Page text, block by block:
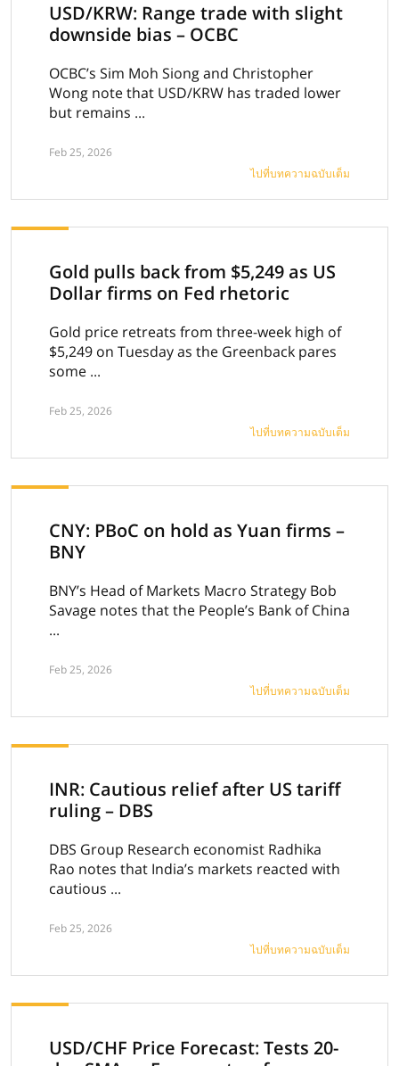
USD/KRW: Range trade with slight
downside bias – OCBC
OCBC’s Sim Moh Siong and Christopher
Wong note that USD/KRW has traded lower
but remains ...
Feb 25, 2026
ไปที่บทความฉบับเต็ม
Gold pulls back from $5,249 as US
Dollar firms on Fed rhetoric
Gold price retreats from three-week high of
$5,249 on Tuesday as the Greenback pares
some ...
Feb 25, 2026
ไปที่บทความฉบับเต็ม
CNY: PBoC on hold as Yuan firms –
BNY
BNY’s Head of Markets Macro Strategy Bob
Savage notes that the People’s Bank of China
...
Feb 25, 2026
ไปที่บทความฉบับเต็ม
INR: Cautious relief after US tariff
ruling – DBS
DBS Group Research economist Radhika
Rao notes that India’s markets reacted with
cautious ...
Feb 25, 2026
ไปที่บทความฉบับเต็ม
USD/CHF Price Forecast: Tests 20-